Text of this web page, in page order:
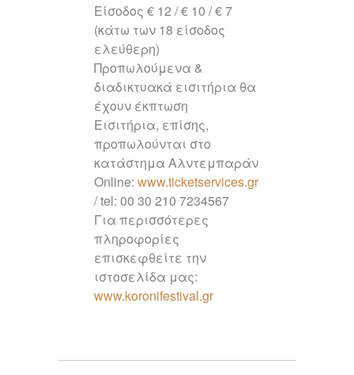
Είσοδος € 12 / € 10 / € 7
(κάτω των 18 είσοδος
ελεύθερη)
Προπωλούμενα &
διαδικτυακά εισιτήρια θα
έχουν έκπτωση
Εισιτήρια, επίσης,
προπωλούνται στο
κατάστημα Αλντεμπαράν
Online: www.ticketservices.gr
/ tel: 00 30 210 7234567
Για περισσότερες
πληροφορίες
επισκεφθείτε την
ιστοσελίδα μας:
www.koronifestival.gr